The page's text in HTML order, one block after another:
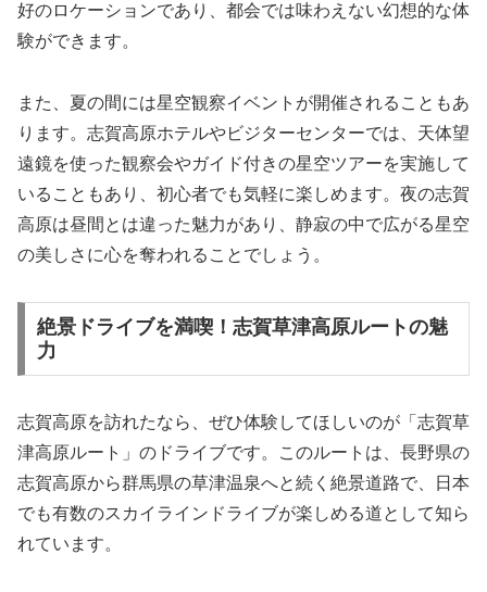
好のロケーションであり、都会では味わえない幻想的な体
験ができます。
また、夏の間には星空観察イベントが開催されることもあ
ります。志賀高原ホテルやビジターセンターでは、天体望
遠鏡を使った観察会やガイド付きの星空ツアーを実施して
いることもあり、初心者でも気軽に楽しめます。夜の志賀
高原は昼間とは違った魅力があり、静寂の中で広がる星空
の美しさに心を奪われることでしょう。
絶景ドライブを満喫！志賀草津高原ルートの魅
力
志賀高原を訪れたなら、ぜひ体験してほしいのが「志賀草
津高原ルート」のドライブです。このルートは、長野県の
志賀高原から群馬県の草津温泉へと続く絶景道路で、日本
でも有数のスカイラインドライブが楽しめる道として知ら
れています。